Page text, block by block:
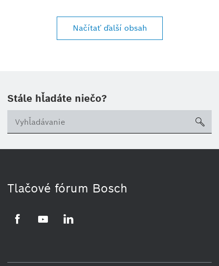
Načítať ďalší obsah
Stále hľadáte niečo?
Tlačové fórum Bosch